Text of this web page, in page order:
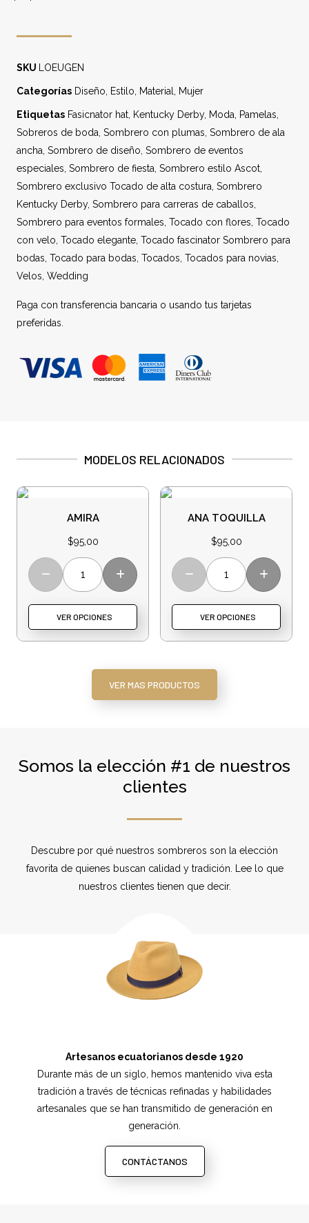
SKU LOEUGEN
Categorías Diseño, Estilo, Material, Mujer
Etiquetas Fasicnator hat, Kentucky Derby, Moda, Pamelas,
Sobreros de boda, Sombrero con plumas, Sombrero de ala
ancha, Sombrero de diseño, Sombrero de eventos
especiales, Sombrero de fiesta, Sombrero estilo Ascot,
Sombrero exclusivo Tocado de alta costura, Sombrero
Kentucky Derby, Sombrero para carreras de caballos,
Sombrero para eventos formales, Tocado con flores, Tocado
con velo, Tocado elegante, Tocado fascinator Sombrero para
bodas, Tocado para bodas, Tocados, Tocados para novias,
Velos, Wedding
Paga con transferencia bancaria o usando tus tarjetas
preferidas.
MODELOS RELACIONADOS
AMIRA
$95,00
VER OPCIONES
ANA TOQUILLA
$95,00
VER OPCIONES
VER MAS PRODUCTOS
Somos la elección #1 de nuestros
clientes
Descubre por qué nuestros sombreros son la elección
favorita de quienes buscan calidad y tradición. Lee lo que
nuestros clientes tienen que decir.
Artesanos ecuatorianos desde 1920
Durante más de un siglo, hemos mantenido viva esta
tradición a través de técnicas refinadas y habilidades
artesanales que se han transmitido de generación en
generación.
CONTÁCTANOS